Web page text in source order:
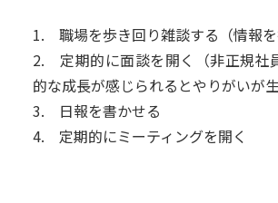
1. 職場を歩き回り雑談する（情報を
2. 定期的に面談を開く（非正規社
的な成長が感じられるとやりがいが生
3. 日報を書かせる
4. 定期的にミーティングを開く